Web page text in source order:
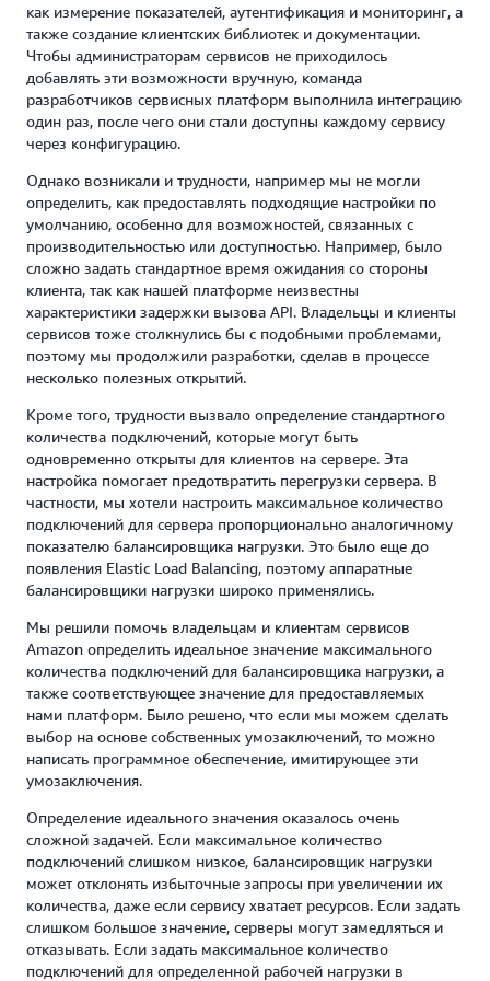
как измерение показателей, аутентификация и мониторинг, а
также создание клиентских библиотек и документации.
Чтобы администраторам сервисов не приходилось
добавлять эти возможности вручную, команда
разработчиков сервисных платформ выполнила интеграцию
один раз, после чего они стали доступны каждому сервису
через конфигурацию.
Однако возникали и трудности, например мы не могли
определить, как предоставлять подходящие настройки по
умолчанию, особенно для возможностей, связанных с
производительностью или доступностью. Например, было
сложно задать стандартное время ожидания со стороны
клиента, так как нашей платформе неизвестны
характеристики задержки вызова API. Владельцы и клиенты
сервисов тоже столкнулись бы с подобными проблемами,
поэтому мы продолжили разработки, сделав в процессе
несколько полезных открытий.
Кроме того, трудности вызвало определение стандартного
количества подключений, которые могут быть
одновременно открыты для клиентов на сервере. Эта
настройка помогает предотвратить перегрузки сервера. В
частности, мы хотели настроить максимальное количество
подключений для сервера пропорционально аналогичному
показателю балансировщика нагрузки. Это было еще до
появления Elastic Load Balancing, поэтому аппаратные
балансировщики нагрузки широко применялись.
Мы решили помочь владельцам и клиентам сервисов
Amazon определить идеальное значение максимального
количества подключений для балансировщика нагрузки, а
также соответствующее значение для предоставляемых
нами платформ. Было решено, что если мы можем сделать
выбор на основе собственных умозаключений, то можно
написать программное обеспечение, имитирующее эти
умозаключения.
Определение идеального значения оказалось очень
сложной задачей. Если максимальное количество
подключений слишком низкое, балансировщик нагрузки
может отклонять избыточные запросы при увеличении их
количества, даже если сервису хватает ресурсов. Если задать
слишком большое значение, серверы могут замедляться и
отказывать. Если задать максимальное количество
подключений для определенной рабочей нагрузки в